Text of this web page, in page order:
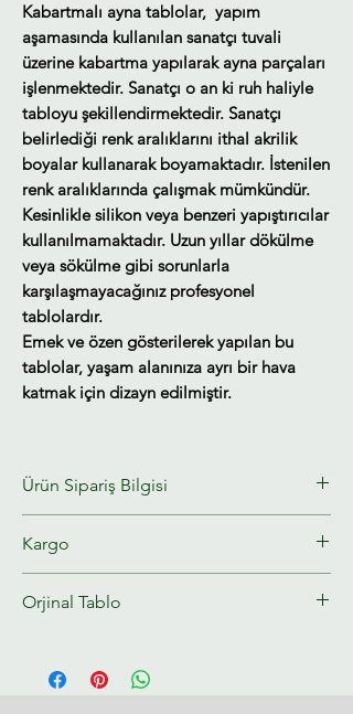
Kabartmalı ayna tablolar, yapım
aşamasında kullanılan sanatçı tuvali
üzerine kabartma yapılarak ayna parçaları
işlenmektedir. Sanatçı o an ki ruh haliyle
tabloyu şekillendirmektedir. Sanatçı
belirlediği renk aralıklarını ithal akrilik
boyalar kullanarak boyamaktadır. İstenilen
renk aralıklarında çalışmak mümkündür.
Kesinlikle silikon veya benzeri yapıştırıcılar
kullanılmamaktadır. Uzun yıllar dökülme
veya sökülme gibi sorunlarla
karşılaşmayacağınız profesyonel
tablolardır.
Emek ve özen gösterilerek yapılan bu
tablolar, yaşam alanınıza ayrı bir hava
katmak için dizayn edilmiştir.
Ürün Sipariş Bilgisi
Kabartmalı ayna tablolar stoklu
çalışılmamaktadır. Sipariş edildikten
ürünlerdir. özellikle zeminde kullanılan
Kargo
Orjinal Tablo
çalışılmıştır. kesinlikle baskı değildir.